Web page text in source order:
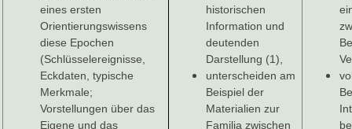
eines ersten
Orientierungswissens
diese Epochen
(Schlüsselereignisse,
Eckdaten, typische
Merkmale;
Vorstellungen über das
Eigene und das
historischen
Information und
deutenden
Darstellung (1),
unterscheiden am
Beispiel der
Materialien zur
Familia zwischen